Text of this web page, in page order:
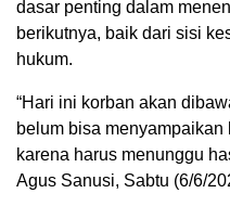
dasar penting dalam
berikutnya, baik dari sisi
hukum.
“Hari ini korban akan
belum bisa
karena harus menunggu
Agus Sanusi, Sabtu (6/6/